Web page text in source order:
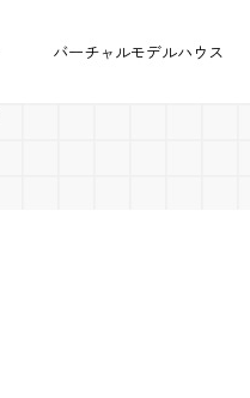
バーチャルモデルハウス